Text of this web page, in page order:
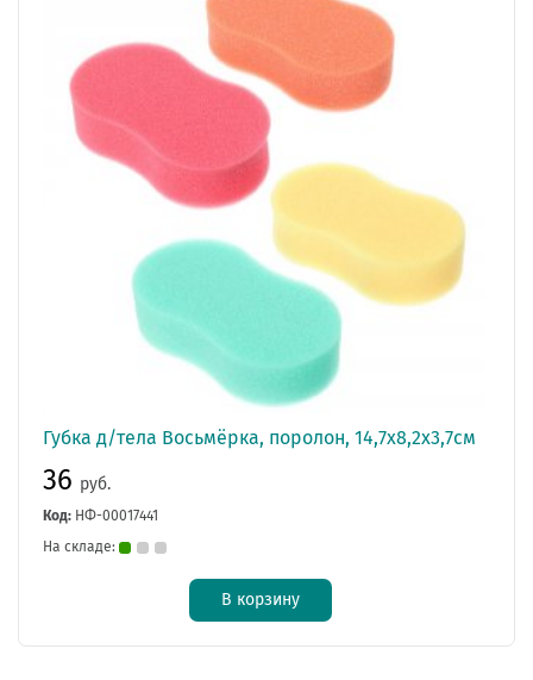
Губка д/тела Восьмёрка, поролон, 14,7x8,2x3,7см
36 руб.
Код: НФ-00017441
На складе:
В корзину